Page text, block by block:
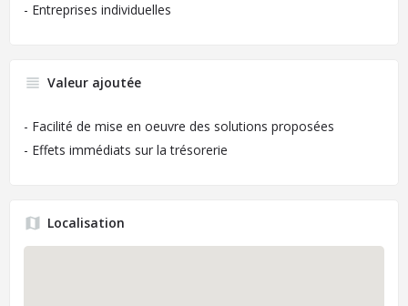
- Entreprises individuelles
Valeur ajoutée
- Facilité de mise en oeuvre des solutions proposées
- Effets immédiats sur la trésorerie
Localisation